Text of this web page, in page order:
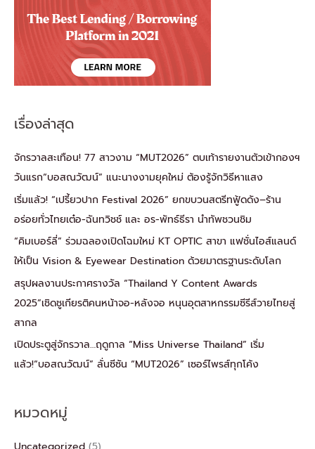
เรื่องล่าสุด
จักรวาลสะเทือน! 77 สาวงาม “MUT2026” ตบเท้ารายงานตัวเข้ากองฯ
วันแรก“บอสณวัฒน์” แนะนางงามยุคใหม่ ต้องรู้จักวิธีหาแสง
เริ่มแล้ว! “เปรี้ยวปาก Festival 2026” ยกขบวนสตรีทฟู้ดดัง–ร้าน
อร่อยทั่วไทยเต๋อ-ฉันทวิชช์ และ อร-พัทธ์ธีรา นำทัพชวนชิม
“คิมเบอร์ลี่” ร่วมฉลองเปิดโฉมใหม่ KT OPTIC สาขา แฟชั่นไอส์แลนด์
ให้เป็น Vision & Eyewear Destination ด้วยมาตรฐานระดับโลก
สรุปผลงานประกาศรางวัล “Thailand Y Content Awards
2025”เชิดชูเกียรติคนหน้าจอ-หลังจอ หนุนอุตสาหกรรมซีรีส์วายไทยสู่
สากล
เปิดประตูสู่จักรวาล…ฤดูกาล “Miss Universe Thailand” เริ่ม
แล้ว!“บอสณวัฒน์” ลั่นซีซัน “MUT2026” เซอร์ไพรส์ทุกโค้ง
หมวดหมู่